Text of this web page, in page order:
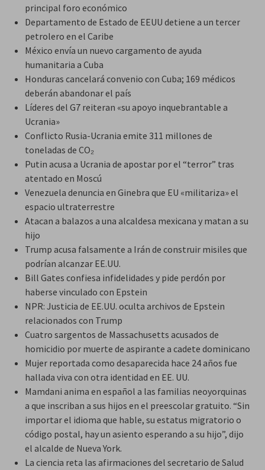
principal foro económico
Departamento de Estado de EEUU detiene a un tercer
petrolero en el Caribe
México envía un nuevo cargamento de ayuda
humanitaria a Cuba
Honduras cancelará convenio con Cuba; 169 médicos
deberán abandonar el país
Líderes del G7 reiteran «su apoyo inquebrantable a
Ucrania»
Conflicto Rusia-Ucrania emite 311 millones de
toneladas de CO₂
Putin acusa a Ucrania de apostar por el “terror” tras
atentado en Moscú
Venezuela denuncia en Ginebra que EU «militariza» el
espacio ultraterrestre
Atacan a balazos a una alcaldesa mexicana y matan a su
hijo
Trump acusa falsamente a Irán de construir misiles que
podrían alcanzar EE.UU.
Bill Gates confiesa infidelidades y pide perdón por
haberse vinculado con Epstein
NPR: Justicia de EE.UU. oculta archivos de Epstein
relacionados con Trump
Cuatro sargentos de Massachusetts acusados de
homicidio por muerte de aspirante a cadete dominicano
Mujer reportada como desaparecida hace 24 años fue
hallada viva con otra identidad en EE. UU.
Mamdani anima en español a las familias neoyorquinas
a que inscriban a sus hijos en el preescolar gratuito. “Sin
importar el idioma que hable, su estatus migratorio o
código postal, hay un asiento esperando a su hijo”, dijo
el alcalde de Nueva York.
La ciencia reta las afirmaciones del secretario de Salud